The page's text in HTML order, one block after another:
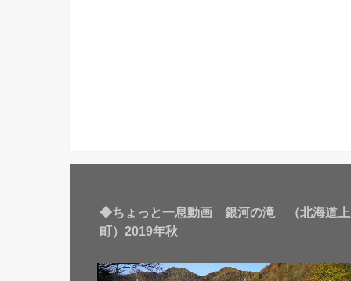
◆ちょっと一息動画 銀河の滝 （北海道
町）2019年秋
動